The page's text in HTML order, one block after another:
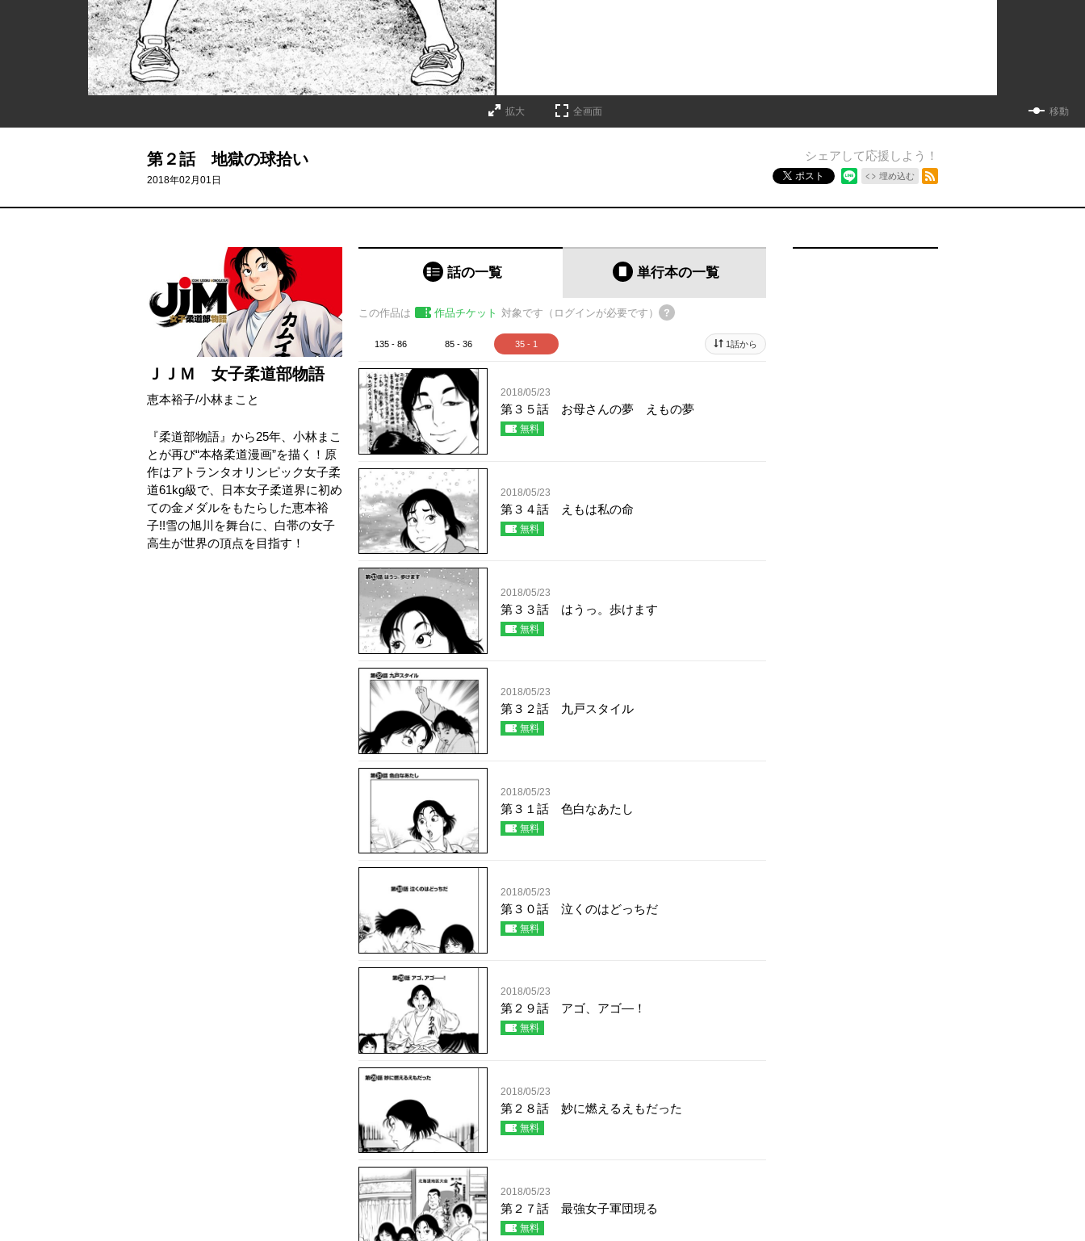
拡大 全画面 移動
第２話 地獄の球拾い
2018年02月01日
シェアして応援しよう！
ポスト 埋め込む
ＪＪＭ 女子柔道部物語
恵本裕子/小林まこと
『柔道部物語』から25年、小林まこ
とが再び“本格柔道漫画”を描く！原
作はアトランタオリンピック女子柔
道61kg級で、日本女子柔道界に初め
ての金メダルをもたらした恵本裕
子!!雪の旭川を舞台に、白帯の女子
高生が世界の頂点を目指す！
話の一覧 単行本の一覧
この作品は 作品チケット 対象です（ログインが必要です）
135 - 86 85 - 36 35 - 1 1話から
2018/05/23
第３５話 お母さんの夢 えもの夢
無料
2018/05/23
第３４話 えもは私の命
無料
2018/05/23
第３３話 はうっ。歩けます
無料
2018/05/23
第３２話 九戸スタイル
無料
2018/05/23
第３１話 色白なあたし
無料
2018/05/23
第３０話 泣くのはどっちだ
無料
2018/05/23
第２９話 アゴ、アゴ―！
無料
2018/05/23
第２８話 妙に燃えるえもだった
無料
2018/05/23
第２７話 最強女子軍団現る
無料